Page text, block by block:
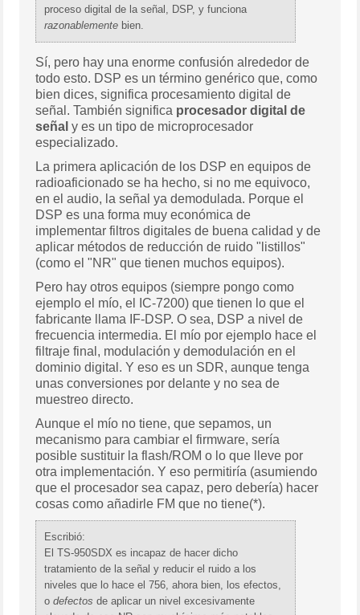
proceso digital de la señal, DSP, y funciona
razonablemente bien.
Sí, pero hay una enorme confusión alrededor de
todo esto. DSP es un término genérico que, como
bien dices, significa procesamiento digital de
señal. También significa procesador digital de
señal y es un tipo de microprocesador
especializado.
La primera aplicación de los DSP en equipos de
radioaficionado se ha hecho, si no me equivoco,
en el audio, la señal ya demodulada. Porque el
DSP es una forma muy económica de
implementar filtros digitales de buena calidad y de
aplicar métodos de reducción de ruido "listillos"
(como el "NR" que tienen muchos equipos).
Pero hay otros equipos (siempre pongo como
ejemplo el mío, el IC-7200) que tienen lo que el
fabricante llama IF-DSP. O sea, DSP a nivel de
frecuencia intermedia. El mío por ejemplo hace el
filtraje final, modulación y demodulación en el
dominio digital. Y eso es un SDR, aunque tenga
unas conversiones por delante y no sea de
muestreo directo.
Aunque el mío no tiene, que sepamos, un
mecanismo para cambiar el firmware, sería
posible sustituir la flash/ROM o lo que lleve por
otra implementación. Y eso permitiría (asumiendo
que el procesador sea capaz, pero debería) hacer
cosas como añadirle FM que no tiene(*).
Escribió:
El TS-950SDX es incapaz de hacer dicho
tratamiento de la señal y reducir el ruido a los
niveles que lo hace el 756, ahora bien, los efectos,
odefectos de aplicar un nivel excesivamente